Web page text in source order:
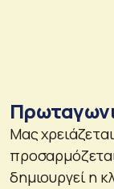
Μας
δημιουργεί η